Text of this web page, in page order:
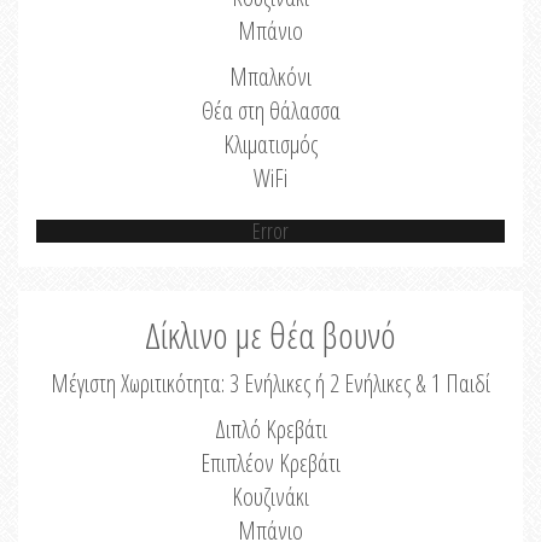
Μπάνιο
Μπαλκόνι
Θέα στη θάλασσα
Κλιματισμός
WiFi
Error
Δίκλινο με θέα βουνό
Μέγιστη Χωριτικότητα: 3 Ενήλικες ή 2 Ενήλικες & 1 Παιδί
Διπλό Κρεβάτι
Επιπλέον Κρεβάτι
Κουζινάκι
Μπάνιο